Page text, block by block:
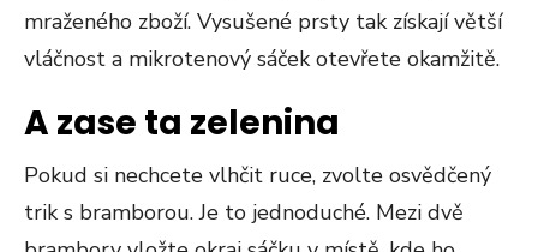
mraženého zboží. Vysušené prsty tak získají větší
vláčnost a mikrotenový sáček otevřete okamžitě.
A zase ta zelenina
Pokud si nechcete vlhčit ruce, zvolte osvědčený
trik s bramborou. Je to jednoduché. Mezi dvě